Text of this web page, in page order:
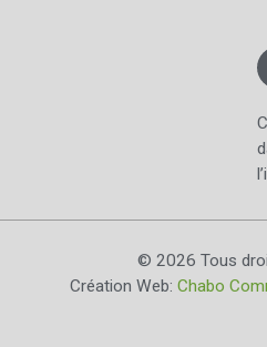
© 2026 Tous
Création Web: Chabo